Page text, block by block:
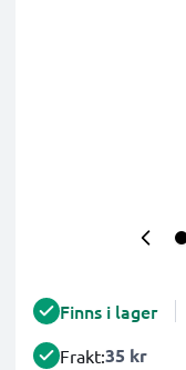
Finns i lager
Frakt:35 kr